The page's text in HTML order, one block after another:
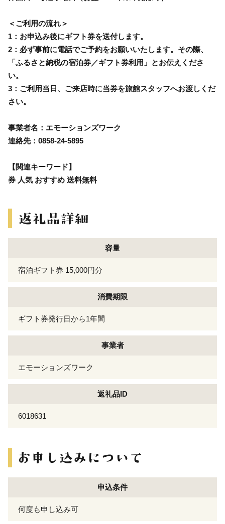
＜ご利用の流れ＞
1：お申込み後にギフト券を送付します。
2：必ず事前に電話でご予約をお願いいたします。その際、
「ふるさと納税の宿泊券／ギフト券利用」とお伝えくださ
い。
3：ご利用当日、ご来店時に当券を旅館スタッフへお渡しくだ
さい。
事業者名：エモーションズワーク
連絡先：0858-24-5895
【関連キーワード】
券 人気 おすすめ 送料無料
容量
宿泊ギフト券 15,000円分
消費期限
ギフト券発行日から1年間
事業者
エモーションズワーク
返礼品ID
6018631
申込条件
何度も申し込み可